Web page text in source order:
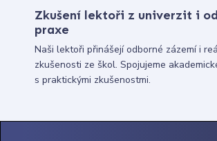
Zkušení lektoři z univerzit i
praxe
Naši lektoři přinášejí odborné zázemí i
zkušenosti ze škol. Spojujeme
s praktickými zkušenostmi.